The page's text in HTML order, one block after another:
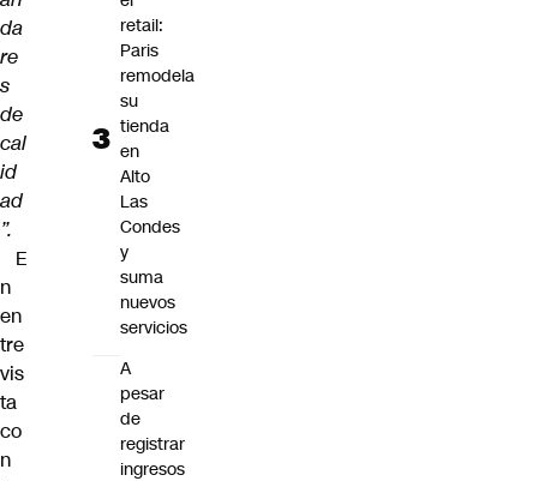
da
re
s
de
cal
id
ad
”.
E
n
en
tre
vis
ta
co
n
retail:
Paris
remodela
su
tienda
en
Alto
Las
Condes
y
suma
nuevos
servicios
A
pesar
de
registrar
ingresos